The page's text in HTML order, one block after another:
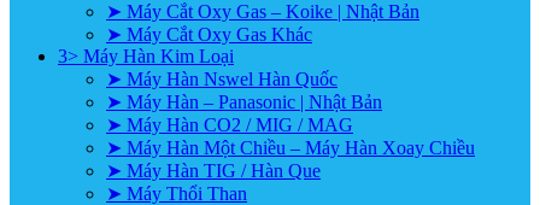
➤ Máy Cắt Oxy Gas – Koike | Nhật Bản
➤ Máy Cắt Oxy Gas Khác
3> Máy Hàn Kim Loại
➤ Máy Hàn Nswel Hàn Quốc
➤ Máy Hàn – Panasonic | Nhật Bản
➤ Máy Hàn CO2 / MIG / MAG
➤ Máy Hàn Một Chiều – Máy Hàn Xoay Chiều
➤ Máy Hàn TIG / Hàn Que
➤ Máy Thổi Than